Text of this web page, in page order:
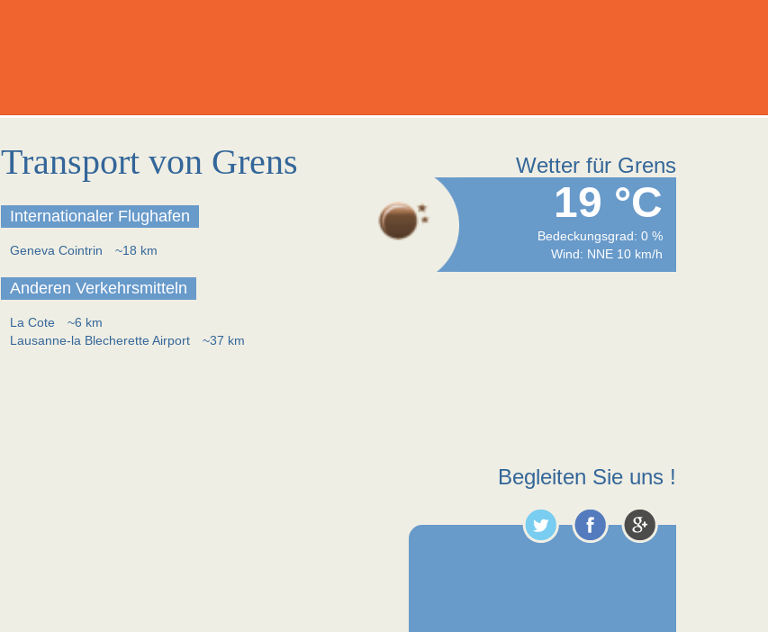
Transport von Grens
Internationaler Flughafen
Geneva Cointrin ~18 km
Anderen Verkehrsmitteln
La Cote
~6 km
Lausanne-la Blecherette Airport
~37 km
Wetter für Grens
19 °C
Bedeckungsgrad: 0 %
Wind: NNE 10 km/h
Begleiten Sie uns !